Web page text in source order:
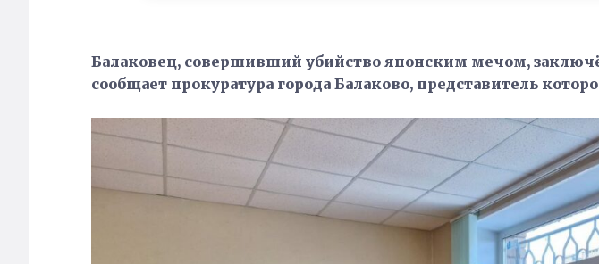
Балаковец, совершивший убийство японским мечом,
сообщает прокуратура города Балаково, представитель